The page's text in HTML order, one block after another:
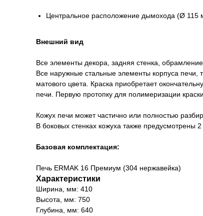
Центральное расположение дымохода (Ø 115
Внешний вид
Все элементы декора, задняя стенка,
Все наружные стальные элементы корпуса печи,
матового цвета. Краска приобретает
печи. Первую протопку для полимеризации
Кожух печи может частично или полностью
В боковых стенках кожуха также предусмотрены
Базовая комплектация:
Печь ERMAK 16 Премиум (304 нержавейка)
Характеристики
Ширина, мм: 410
Высота, мм: 750
Глубина, мм: 640